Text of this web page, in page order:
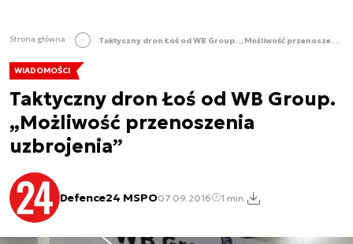
Strona główna Taktyczny dron Łoś od WB Group. „Możliwość przenoszenia uzbrojenia”
WIADOMOŚCI
Taktyczny dron Łoś od WB Group.
„Możliwość przenoszenia
uzbrojenia”
Defence24 MSPO07.09.2016 1 min.